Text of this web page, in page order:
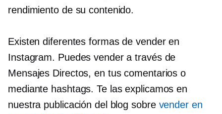
rendimiento de su contenido.
Existen diferentes formas de vender en
Instagram. Puedes vender a través de
Mensajes Directos, en tus comentarios o
mediante hashtags. Te las explicamos en
nuestra publicación del blog sobre vender en